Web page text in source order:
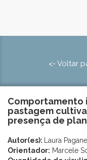
<- Voltar
Comportamento
pastagem
presença de
Autor(es):
Laura
Orientador: Marcele